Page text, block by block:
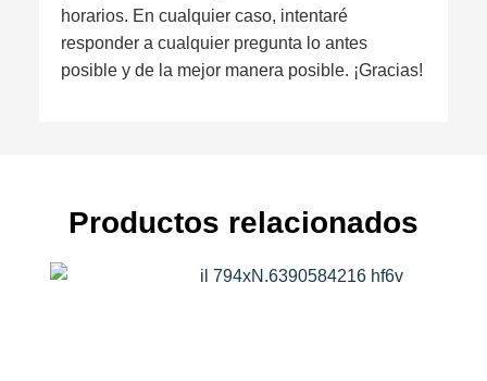
horarios. En cualquier caso, intentaré
responder a cualquier pregunta lo antes
posible y de la mejor manera posible. ¡Gracias!
Productos relacionados